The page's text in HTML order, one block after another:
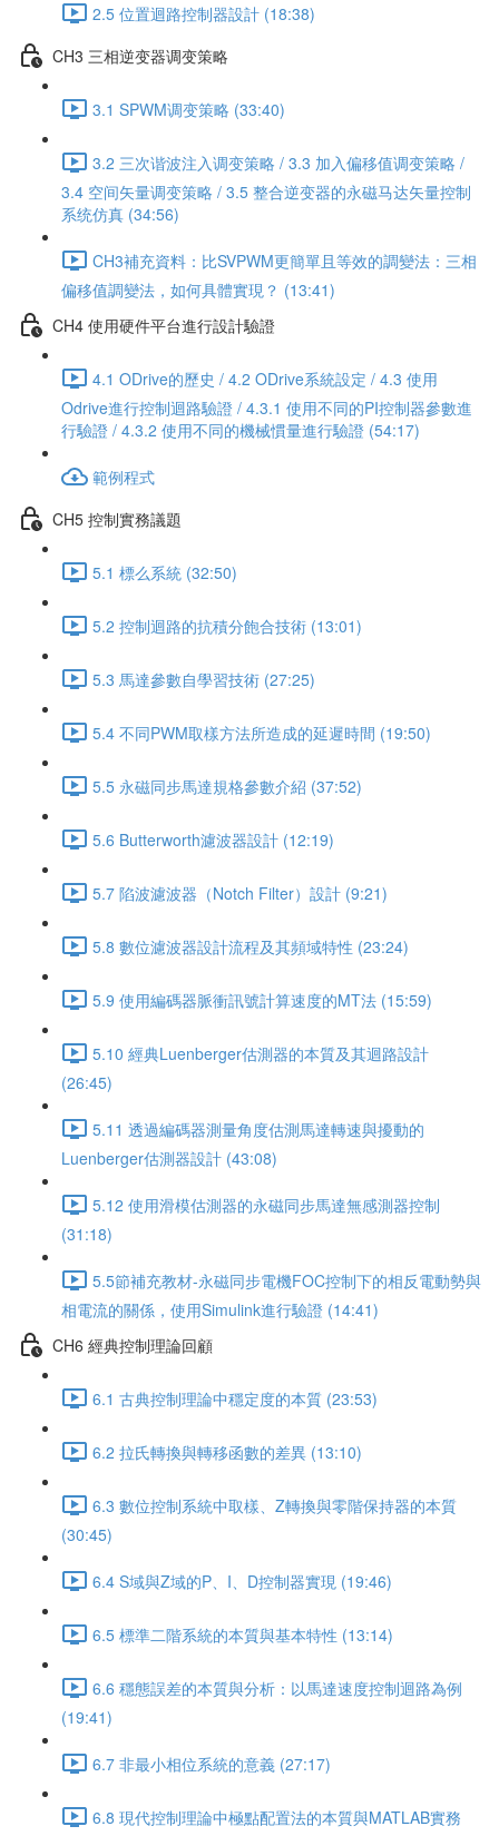
2.5 位置迴路控制器設計 (18:38)
CH3 三相逆变器调变策略
3.1 SPWM调变策略 (33:40)
3.2 三次谐波注入调变策略 / 3.3 加入偏移值调变策略 /
3.4 空间矢量调变策略 / 3.5 整合逆变器的永磁马达矢量控制
系统仿真 (34:56)
CH3補充資料：比SVPWM更簡單且等效的調變法：三相
偏移值調變法，如何具體實現？ (13:41)
CH4 使用硬件平台進行設計驗證
4.1 ODrive的歷史 / 4.2 ODrive系統設定 / 4.3 使用
Odrive進行控制迴路驗證 / 4.3.1 使用不同的PI控制器參數進
行驗證 / 4.3.2 使用不同的機械慣量進行驗證 (54:17)
範例程式
CH5 控制實務議題
5.1 標么系統 (32:50)
5.2 控制迴路的抗積分飽合技術 (13:01)
5.3 馬達參數自學習技術 (27:25)
5.4 不同PWM取樣方法所造成的延遲時間 (19:50)
5.5 永磁同步馬達規格參數介紹 (37:52)
5.6 Butterworth濾波器設計 (12:19)
5.7 陷波濾波器（Notch Filter）設計 (9:21)
5.8 數位濾波器設計流程及其頻域特性 (23:24)
5.9 使用編碼器脈衝訊號計算速度的MT法 (15:59)
5.10 經典Luenberger估測器的本質及其迴路設計
(26:45)
5.11 透過編碼器測量角度估測馬達轉速與擾動的
Luenberger估測器設計 (43:08)
5.12 使用滑模估測器的永磁同步馬達無感測器控制
(31:18)
5.5節補充教材-永磁同步電機FOC控制下的相反電動勢與
相電流的關係，使用Simulink進行驗證 (14:41)
CH6 經典控制理論回顧
6.1 古典控制理論中穩定度的本質 (23:53)
6.2 拉氏轉換與轉移函數的差異 (13:10)
6.3 數位控制系統中取樣、Z轉換與零階保持器的本質
(30:45)
6.4 S域與Z域的P、I、D控制器實現 (19:46)
6.5 標準二階系統的本質與基本特性 (13:14)
6.6 穩態誤差的本質與分析：以馬達速度控制迴路為例
(19:41)
6.7 非最小相位系統的意義 (27:17)
6.8 現代控制理論中極點配置法的本質與MATLAB實務